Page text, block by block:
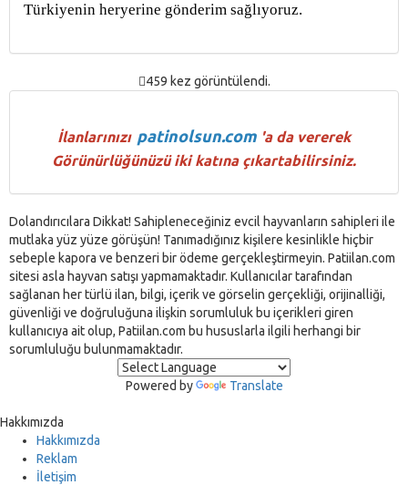
Türkiyenin heryerine gönderim sağlıyoruz.
459 kez görüntülendi.
İlanlarınızı patinolsun.com 'a da vererek
Görünürlüğünüzü iki katına çıkartabilirsiniz.
Dolandırıcılara Dikkat! Sahipleneceğiniz evcil hayvanların sahipleri ile
mutlaka yüz yüze görüşün! Tanımadığınız kişilere kesinlikle hiçbir
sebeple kapora ve benzeri bir ödeme gerçekleştirmeyin. Patiilan.com
sitesi asla hayvan satışı yapmamaktadır. Kullanıcılar tarafından
sağlanan her türlü ilan, bilgi, içerik ve görselin gerçekliği, orijinalliği,
güvenliği ve doğruluğuna ilişkin sorumluluk bu içerikleri giren
kullanıcıya ait olup, Patiilan.com bu hususlarla ilgili herhangi bir
sorumluluğu bulunmamaktadır.
Powered by Translate
Hakkımızda
Hakkımızda
Reklam
İletişim